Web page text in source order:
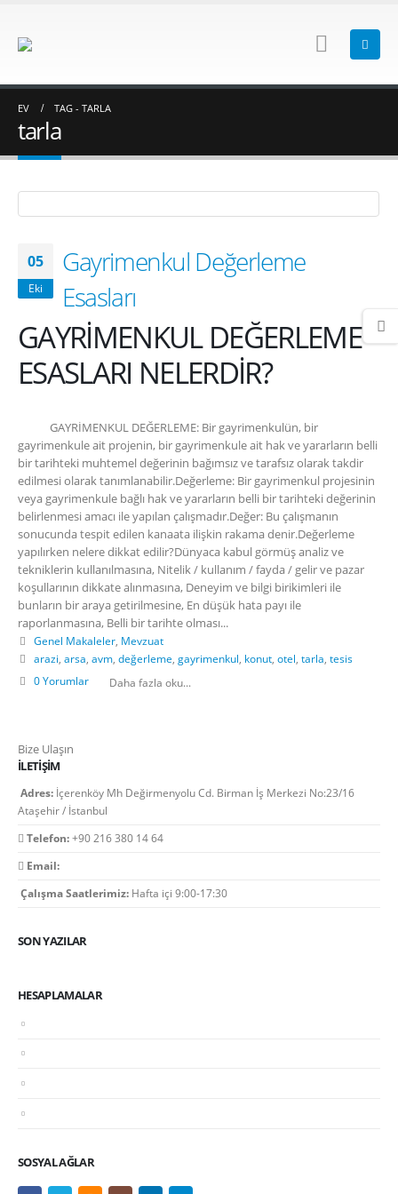
EV TAG - TARLA
tarla
05
Eki
Gayrimenkul Değerleme
Esasları
GAYRİMENKUL DEĞERLEME
ESASLARI NELERDİR?
GAYRİMENKUL DEĞERLEME: Bir gayrimenkulün, bir
gayrimenkule ait projenin, bir gayrimenkule ait hak ve yararların belli
bir tarihteki muhtemel değerinin bağımsız ve tarafsız olarak takdir
edilmesi olarak tanımlanabilir.Değerleme: Bir gayrimenkul projesinin
veya gayrimenkule bağlı hak ve yararların belli bir tarihteki değerinin
belirlenmesi amacı ile yapılan çalışmadır.Değer: Bu çalışmanın
sonucunda tespit edilen kanaata ilişkin rakama denir.Değerleme
yapılırken nelere dikkat edilir?Dünyaca kabul görmüş analiz ve
tekniklerin kullanılmasına, Nitelik / kullanım / fayda / gelir ve pazar
koşullarının dikkate alınmasına, Deneyim ve bilgi birikimleri ile
bunların bir araya getirilmesine, En düşük hata payı ile
raporlanmasına, Belli bir tarihte olması...
Genel Makaleler, Mevzuat
arazi, arsa, avm, değerleme, gayrimenkul, konut, otel, tarla, tesis
0 Yorumlar
Daha fazla oku...
Bize Ulaşın
İLETIŞIM
Adres: İçerenköy Mh Değirmenyolu Cd. Birman İş Merkezi No:23/16
Ataşehir / İstanbul
Telefon:+90 216 380 14 64
Email:
Çalışma Saatlerimiz: Hafta içi 9:00-17:30
SON YAZILAR
HESAPLAMALAR
SOSYAL AĞLAR